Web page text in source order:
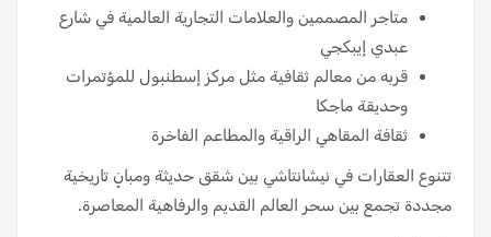
متاجر المصممين والعلامات التجارية العالمية في شارع
عبدي إيبكجي
قربه من معالم ثقافية مثل مركز إسطنبول للمؤتمرات
وحديقة ماجكا
ثقافة المقاهي الراقية والمطاعم الفاخرة
تتنوع العقارات في نيشانتاشي بين شقق حديثة ومبانٍ تاريخية
مجددة تجمع بين سحر العالم القديم والرفاهية المعاصرة.